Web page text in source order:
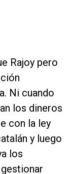
Rajoy pero
Ni cuando
los dineros
con la ley
y luego
los